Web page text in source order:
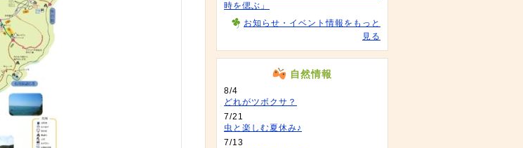
時を偲ぶ」
お知らせ・イベント情報をもっと
見る
自然情報
8/4
どれがツボクサ？
7/21
虫と楽しむ夏休み♪
7/13